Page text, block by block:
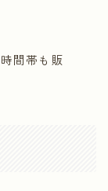
間帯も販